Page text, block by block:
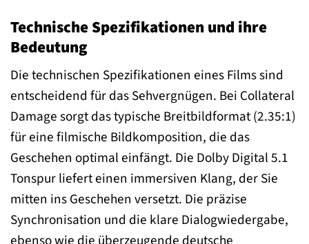
Technische Spezifikationen und ihre
Bedeutung
Die technischen Spezifikationen eines Films sind
entscheidend für das Sehvergnügen. Bei Collateral
Damage sorgt das typische Breitbildformat (2.35:1)
für eine filmische Bildkomposition, die das
Geschehen optimal einfängt. Die Dolby Digital 5.1
Tonspur liefert einen immersiven Klang, der Sie
mitten ins Geschehen versetzt. Die präzise
Synchronisation und die klare Dialogwiedergabe,